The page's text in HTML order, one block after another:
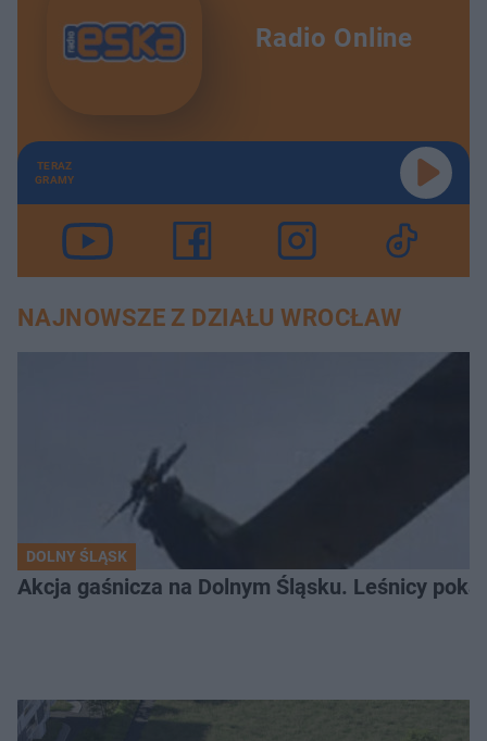
Radio Online
TERAZ
GRAMY
NAJNOWSZE Z DZIAŁU WROCŁAW
DOLNY ŚLĄSK
Akcja gaśnicza na Dolnym Śląsku. Leśnicy